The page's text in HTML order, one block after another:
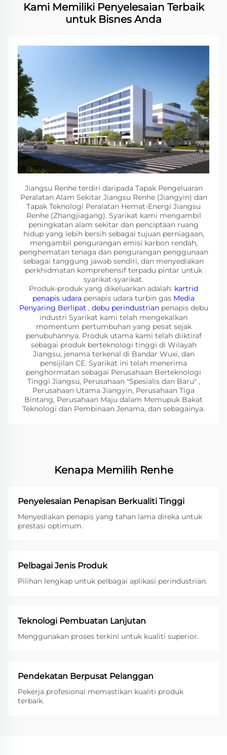
Kami Memiliki Penyelesaian Terbaik
untuk Bisnes Anda
Jiangsu Renhe terdiri daripada Tapak Pengeluaran
Peralatan Alam Sekitar Jiangsu Renhe (Jiangyin) dan
Tapak Teknologi Peralatan Hemat-Energi Jiangsu
Renhe (Zhangjiagang). Syarikat kami mengambil
peningkatan alam sekitar dan penciptaan ruang
hidup yang lebih bersih sebagai tujuan perniagaan,
mengambil pengurangan emisi karbon rendah,
penghematan tenaga dan pengurangan penggunaan
sebagai tanggung jawab sendiri, dan menyediakan
perkhidmatan komprehensif terpadu pintar untuk
syarikat-syarikat.
Produk-produk yang dikeluarkan adalah: kartrid
penapis udara penapis udara turbin gas Media
Penyaring Berlipat , debu perindustrian penapis debu
industri Syarikat kami telah mengekalkan
momentum pertumbuhan yang pesat sejak
penubuhannya. Produk utama kami telah diiktiraf
sebagai produk berteknologi tinggi di Wilayah
Jiangsu, jenama terkenal di Bandar Wuxi, dan
pensijilan CE. Syarikat ini telah menerima
penghormatan sebagai Perusahaan Berteknologi
Tinggi Jiangsu, Perusahaan "Spesialis dan Baru" ,
Perusahaan Utama Jiangyin, Perusahaan Tiga
Bintang, Perusahaan Maju dalam Memupuk Bakat
Teknologi dan Pembinaan Jenama, dan sebagainya.
Kenapa Memilih Renhe
Penyelesaian Penapisan Berkualiti Tinggi
Menyediakan penapis yang tahan lama direka untuk
prestasi optimum.
Pelbagai Jenis Produk
Pilihan lengkap untuk pelbagai aplikasi perindustrian.
Teknologi Pembuatan Lanjutan
Menggunakan proses terkini untuk kualiti superior.
Pendekatan Berpusat Pelanggan
Pekerja profesional memastikan kualiti produk
terbaik.